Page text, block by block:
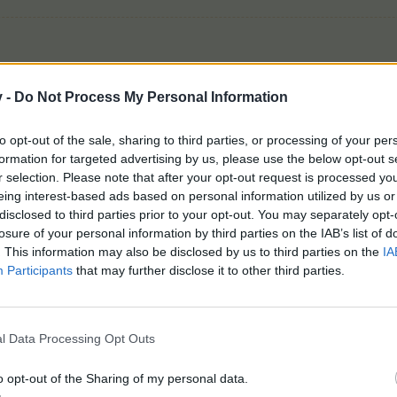
- Do Not Process My Personal Information
opt-out of the sale, sharing to third parties, or processing of your
for targeted advertising by us, please use the below opt-out
selection. Please note that after your opt-out request is processed
interest-based ads based on personal information utilized by us
to third parties prior to your opt-out. You may separately
of your personal information by third parties on the IAB’s list of
This information may also be disclosed by us to third parties on the
Participants that may further disclose it to other third parties.
Data Processing Opt Outs
opt-out of the Sharing of my personal data.
Ето и как ще изглежда прозорецът на
разполагате.
за предаване на исканото в задачите.